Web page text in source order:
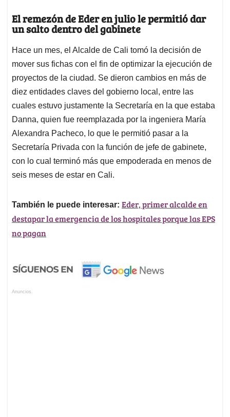
El remezón de Eder en julio le permitió dar
un salto dentro del gabinete
Hace un mes, el Alcalde de Cali tomó la decisión de
mover sus fichas con el fin de optimizar la ejecución de
proyectos de la ciudad. Se dieron cambios en más de
diez entidades claves del gobierno local, entre las
cuales estuvo justamente la Secretaría en la que estaba
Danna, quien fue reemplazada por la ingeniera María
Alexandra Pacheco, lo que le permitió pasar a la
Secretaría Privada con la función de jefe de gabinete,
con lo cual terminó más que empoderada en menos de
seis meses de estar en Cali.
También le puede interesar: Eder, primer alcalde en
destapar la emergencia de los hospitales porque las EPS
no pagan
Anuncios.